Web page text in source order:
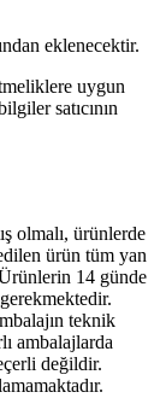
eklenecektir.
uygun
satıcının
olmalı, ürünlerde
ürün tüm yan
14 günde
teknik
ambalajlarda
değildir.